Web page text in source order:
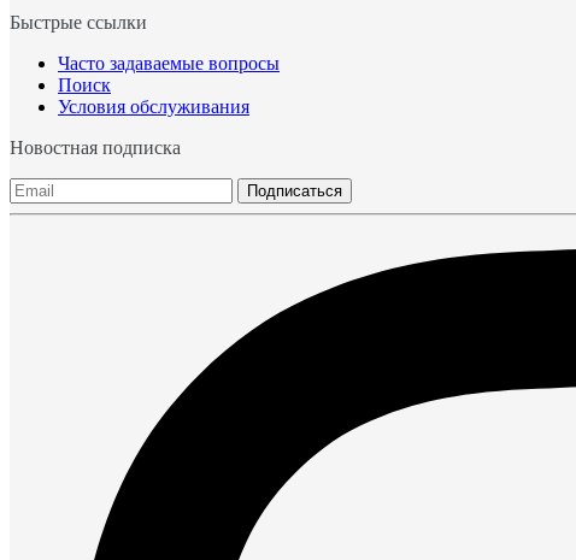
Быстрые ссылки
Часто задаваемые вопросы
Поиск
Условия обслуживания
Новостная подписка
Подписаться